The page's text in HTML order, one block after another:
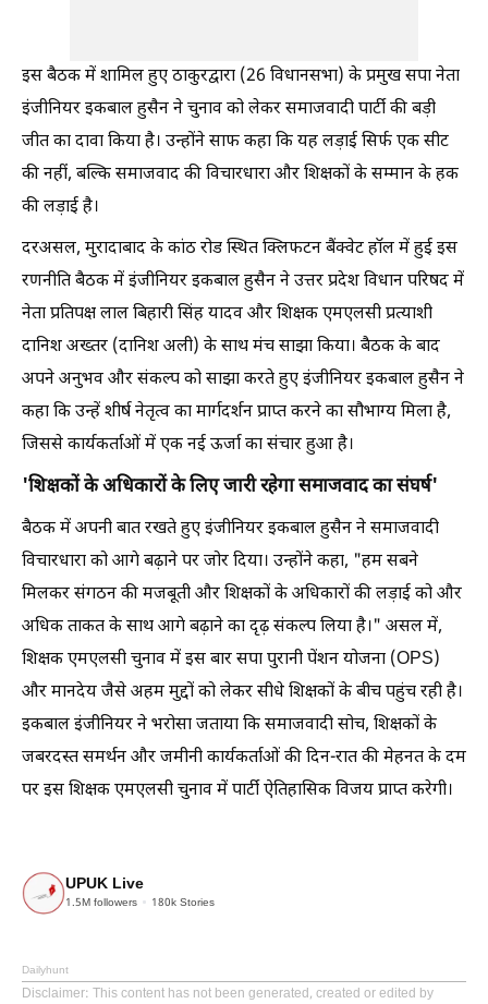
इस बैठक में शामिल हुए ठाकुरद्वारा (26 विधानसभा) के प्रमुख सपा नेता
इंजीनियर इकबाल हुसैन ने चुनाव को लेकर समाजवादी पार्टी की बड़ी
जीत का दावा किया है। उन्होंने साफ कहा कि यह लड़ाई सिर्फ एक सीट
की नहीं, बल्कि समाजवाद की विचारधारा और शिक्षकों के सम्मान के हक
की लड़ाई है।
दरअसल, मुरादाबाद के कांठ रोड स्थित क्लिफटन बैंक्वेट हॉल में हुई इस
रणनीति बैठक में इंजीनियर इकबाल हुसैन ने उत्तर प्रदेश विधान परिषद में
नेता प्रतिपक्ष लाल बिहारी सिंह यादव और शिक्षक एमएलसी प्रत्याशी
दानिश अख्तर (दानिश अली) के साथ मंच साझा किया। बैठक के बाद
अपने अनुभव और संकल्प को साझा करते हुए इंजीनियर इकबाल हुसैन ने
कहा कि उन्हें शीर्ष नेतृत्व का मार्गदर्शन प्राप्त करने का सौभाग्य मिला है,
जिससे कार्यकर्ताओं में एक नई ऊर्जा का संचार हुआ है।
'शिक्षकों के अधिकारों के लिए जारी रहेगा समाजवाद का संघर्ष'
बैठक में अपनी बात रखते हुए इंजीनियर इकबाल हुसैन ने समाजवादी
विचारधारा को आगे बढ़ाने पर जोर दिया। उन्होंने कहा, "हम सबने
मिलकर संगठन की मजबूती और शिक्षकों के अधिकारों की लड़ाई को और
अधिक ताकत के साथ आगे बढ़ाने का दृढ़ संकल्प लिया है।" असल में,
शिक्षक एमएलसी चुनाव में इस बार सपा पुरानी पेंशन योजना (OPS)
और मानदेय जैसे अहम मुद्दों को लेकर सीधे शिक्षकों के बीच पहुंच रही है।
इकबाल इंजीनियर ने भरोसा जताया कि समाजवादी सोच, शिक्षकों के
जबरदस्त समर्थन और जमीनी कार्यकर्ताओं की दिन-रात की मेहनत के दम
पर इस शिक्षक एमएलसी चुनाव में पार्टी ऐतिहासिक विजय प्राप्त करेगी।
UPUK Live
1.5M followers 180k Stories
Dailyhunt
Disclaimer: This content has not been generated, created or edited by